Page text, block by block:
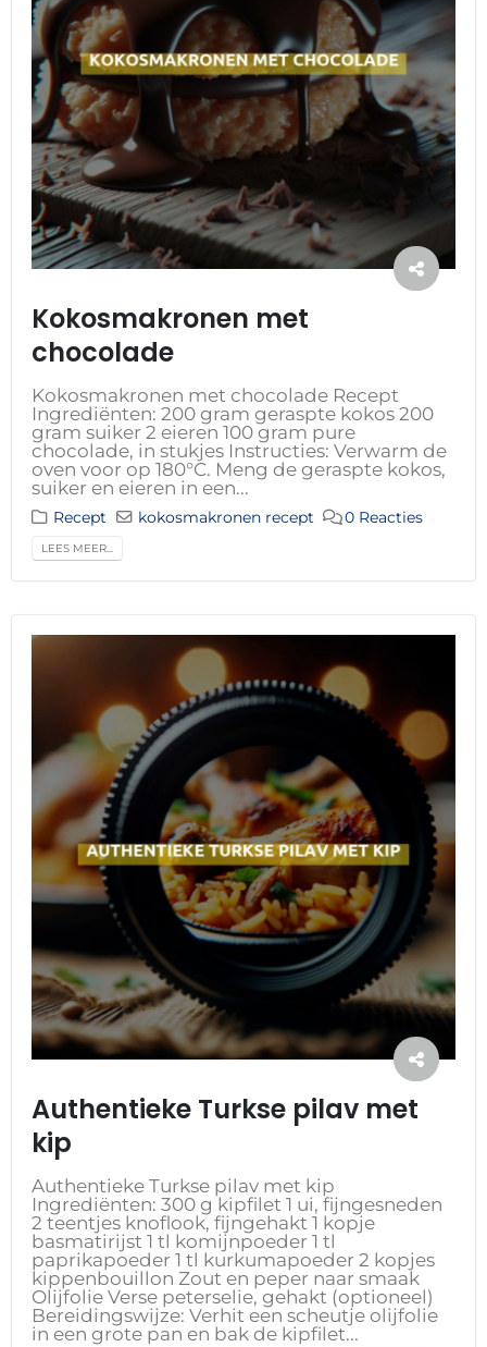
Kokosmakronen met
chocolade
Kokosmakronen met chocolade Recept
Ingrediënten: 200 gram geraspte kokos 200
gram suiker 2 eieren 100 gram pure
chocolade, in stukjes Instructies: Verwarm de
oven voor op 180°C. Meng de geraspte kokos,
suiker en eieren in een...
Recept kokosmakronen recept 0 Reacties
LEES MEER...
Authentieke Turkse pilav met
kip
Authentieke Turkse pilav met kip
Ingrediënten: 300 g kipfilet 1 ui, fijngesneden
2 teentjes knoflook, fijngehakt 1 kopje
basmatirijst 1 tl komijnpoeder 1 tl
paprikapoeder 1 tl kurkumapoeder 2 kopjes
kippenbouillon Zout en peper naar smaak
Olijfolie Verse peterselie, gehakt (optioneel)
Bereidingswijze: Verhit een scheutje olijfolie
in een grote pan en bak de kipfilet...